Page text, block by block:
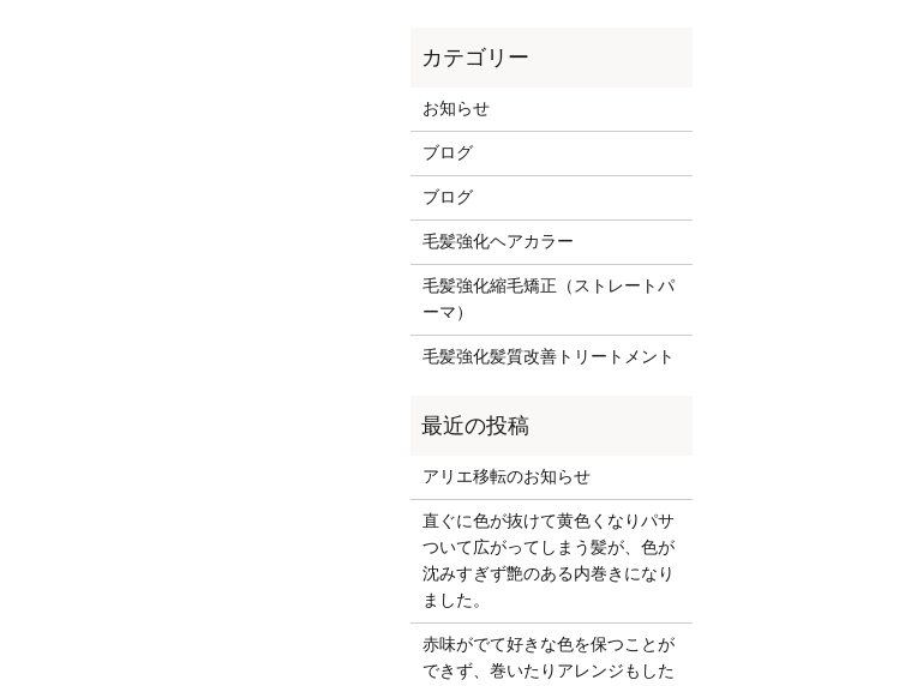
お知らせ
ブログ
ブログ
毛髪強化ヘアカラー
毛髪強化縮毛矯正（ストレートパ
ーマ）
毛髪強化髪質改善トリートメント
アリエ移転のお知らせ
直ぐに色が抜けて黄色くなりパサ
ついて広がってしまう髪が、色が
沈みすぎず艶のある内巻きになり
ました。
赤味がでて好きな色を保つことが
できず、巻いたりアレンジもした